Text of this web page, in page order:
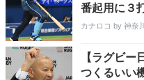
番起用に３
カナロコ by 神奈
【ラグビー
つくるいい